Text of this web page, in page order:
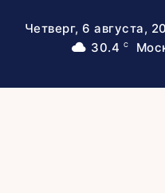
Четверг, 6 августа,
30.4
C